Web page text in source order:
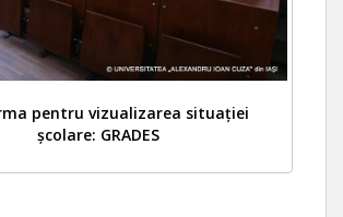
pentru vizualizarea situației
școlare: GRADES